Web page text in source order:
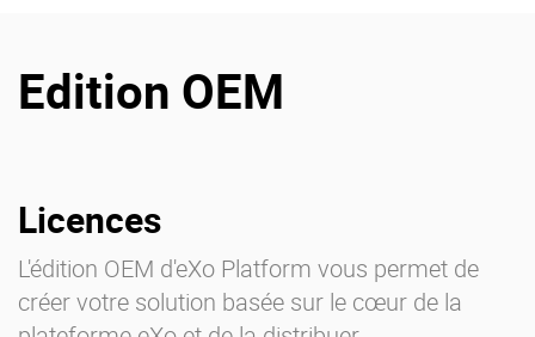
Edition OEM
Licences
L'édition OEM d'eXo Platform vous permet de
créer votre solution basée sur le cœur de la